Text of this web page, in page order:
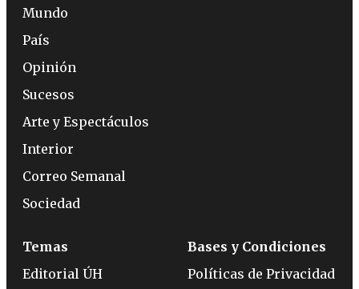
Mundo
País
Opinión
Sucesos
Arte y Espectáculos
Interior
Correo Semanal
Sociedad
Temas
Editorial ÚH
Bases y Condiciones
Políticas de Privacidad